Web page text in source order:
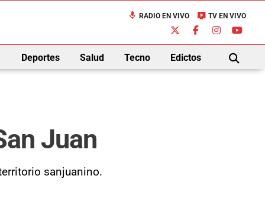
mic RADIO EN VIVO live_tv TV EN VIVO
Deportes Salud Tecno Edictos
BUSCAR
Juan
sanjuanino.